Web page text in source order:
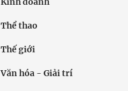
Thể thao
Thế giới
Văn hóa - Giải trí